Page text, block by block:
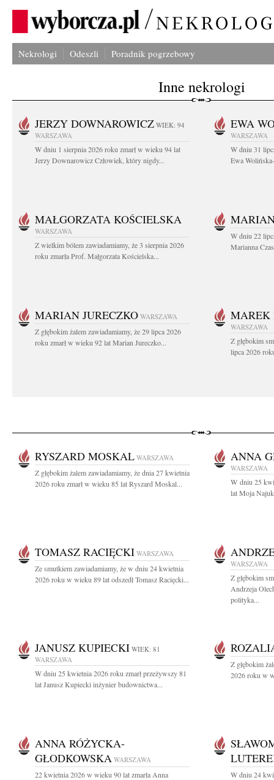
Nekrologi Odeszli Poradnik pogrzebowy
Inne nekrologi
JERZY DOWNAROWICZ WIEK: 94
WARSZAWA
W dniu 1 sierpnia 2026 roku zmarł w wieku 94 lat
Jerzy Downarowicz Człowiek, który nigdy...
EWA
WARSZAWA
W dniu 31
Ewa
MAŁGORZATA KOŚCIELSKA
WARSZAWA
Z wielkim bólem zawiadamiamy, że 3 sierpnia 2026
roku zmarła Prof. Małgorzata Kościelska...
W dniu 22
Marianna
MARIAN JURECZKO WARSZAWA
Z głębokim żalem zawiadamiamy, że 29 lipca 2026
roku zmarł w wieku 92 lat Marian Jureczko...
MAREK
WARSZAWA
Z głębokim
lipca 2026
RYSZARD MOSKAL WARSZAWA
Z głębokim żalem zawiadamiamy, że dnia 27 kwietnia
2026 roku zmarł w wieku 85 lat Ryszard Moskal...
ANNA
WARSZAWA
W dniu 25
lat Moja
TOMASZ RACIĘCKI WARSZAWA
Ze smutkiem zawiadamiamy, że w dniu 24 kwietnia
2026 roku w wieku 89 lat odszedł Tomasz Racięcki...
WARSZAWA
Z głębokim
Andrzeja
polityka...
JANUSZ KUPIECKI WIEK: 81
WARSZAWA
W dniu 25 kwietnia 2026 roku zmarł przeżywszy 81
lat Janusz Kupiecki inżynier budownictwa...
Z głębokim
2026 roku w
ANNA RÓŻYCKA-
GŁODKOWSKA WARSZAWA
22 kwietnia 2026 w wieku 90 lat zmarła Anna
W dniu 24